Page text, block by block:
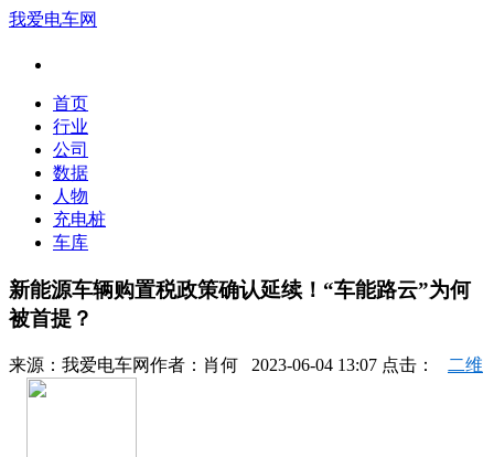
我爱电车网
首页
行业
公司
数据
人物
充电桩
车库
新能源车辆购置税政策确认延续！“车能路云”为何
被首提？
来源： 我爱电车网作者： 肖何 2023-06-04 13:07 点击： 二维